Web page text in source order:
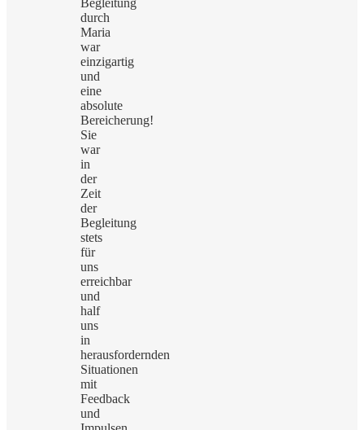
durch
Maria
war
einzigartig
und
eine
absolute
Bereicherung!
Sie
war
in
der
Zeit
der
Begleitung
stets
für
uns
erreichbar
und
half
uns
in
herausfordernden
Situationen
mit
Feedback
und